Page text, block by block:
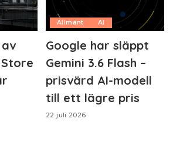
Allmänt AI
Google har släppt
Gemini 3.6 Flash –
prisvärd AI-modell
till ett lägre pris
22 juli 2026